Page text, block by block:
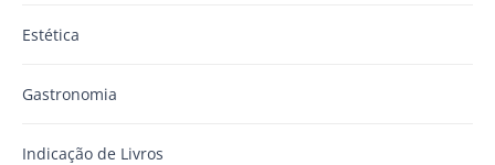
Estética
Gastronomia
Indicação de Livros